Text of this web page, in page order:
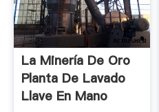
La Minería De Oro
Planta De Lavado
Llave En Mano